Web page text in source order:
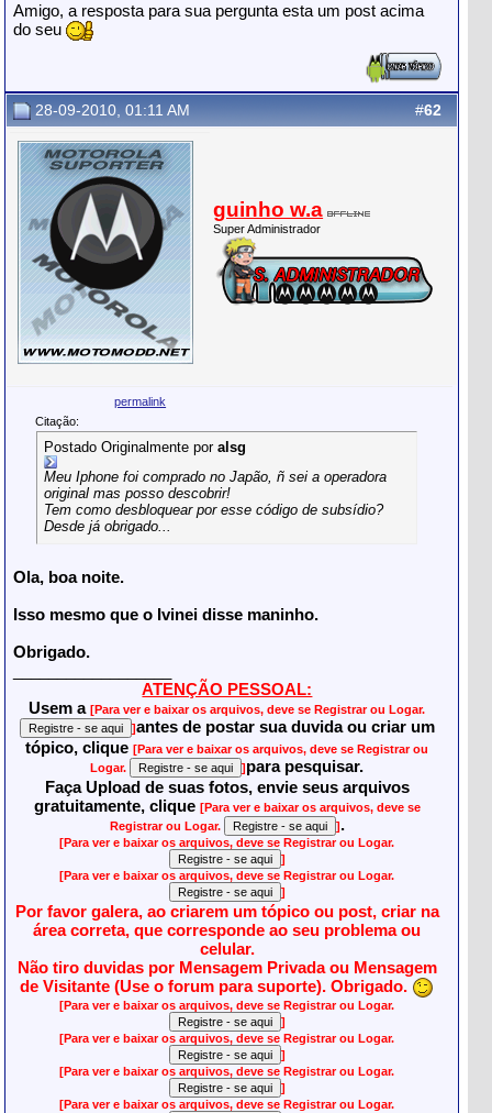
Amigo, a resposta para sua pergunta esta um post acima
do seu
#62
28-09-2010, 01:11 AM
guinho w.a
Super Administrador
permalink
Citação:
Postado Originalmente poralsg
Meu Iphone foi comprado no Japão, ñ sei a operadora
original mas posso descobrir!
Tem como desbloquear por esse código de subsídio?
Desde já obrigado...
Ola, boa noite.
Isso mesmo que o Ivinei disse maninho.
Obrigado.
ATENÇÃO PESSOAL:
Usem a[Para ver e baixar os arquivos, deve se Registrar ou Logar.
]antes de postar sua duvida ou criar um
tópico, clique[Para ver e baixar os arquivos, deve se Registrar ou
Logar.
]para pesquisar.
Faça Upload de suas fotos, envie seus arquivos
gratuitamente, clique [Para ver e baixar os arquivos, deve se
Registrar ou Logar.
].
[Para ver e baixar os arquivos, deve se Registrar ou Logar.
]
[Para ver e baixar os arquivos, deve se Registrar ou Logar.
]
Por favor galera, ao criarem um tópico ou post, criar na
área correta, que corresponde ao seu problema ou
celular.
Não tiro duvidas por Mensagem Privada ou Mensagem
de Visitante (Use o forum para suporte). Obrigado.
[Para ver e baixar os arquivos, deve se Registrar ou Logar.
]
[Para ver e baixar os arquivos, deve se Registrar ou Logar.
]
[Para ver e baixar os arquivos, deve se Registrar ou Logar.
]
[Para ver e baixar os arquivos, deve se Registrar ou Logar.